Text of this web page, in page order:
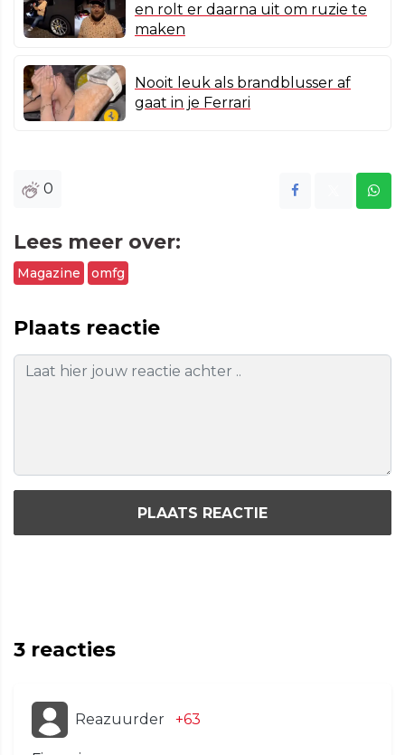
en rolt er daarna uit om ruzie te
maken
Nooit leuk als brandblusser af
gaat in je Ferrari
0
Lees meer over:
Magazine omfg
Plaats reactie
PLAATS REACTIE
3 reacties
Reazuurder +63